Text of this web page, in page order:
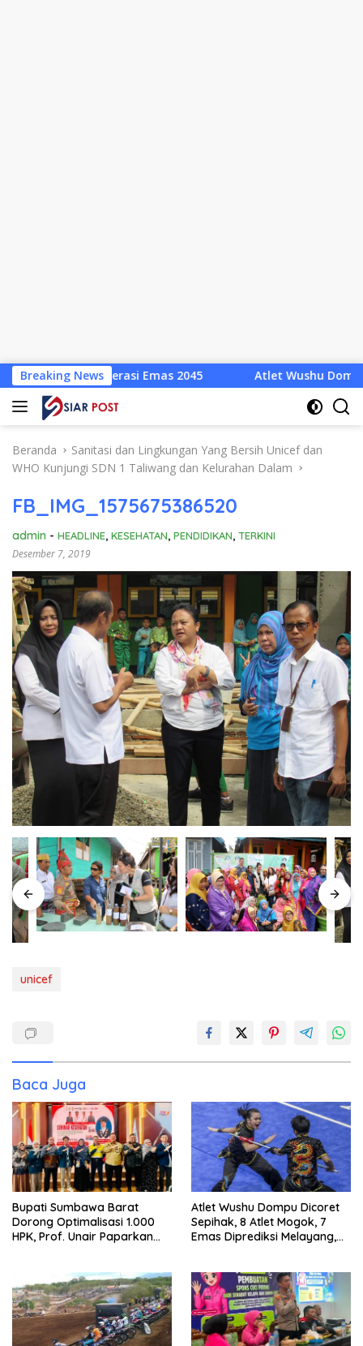
Langsung
ke
konten
Breaking News
Emas 2045 Atlet Wushu Dompu Dicoret
Beranda
Sanitasi dan Lingkungan Yang Bersih Unicef dan
WHO Kunjungi SDN 1 Taliwang dan Kelurahan Dalam
FB_IMG_1575675386520
admin - HEADLINE, KESEHATAN, PENDIDIKAN, TERKINI
Desember 7, 2019
unicef
Baca Juga
Bupati Sumbawa Barat
Dorong Optimalisasi 1.000
HPK, Prof. Unair Paparkan
Atlet Wushu Dompu Dicoret
Sepihak, 8 Atlet Mogok, 7
Emas Diprediksi Melayang,